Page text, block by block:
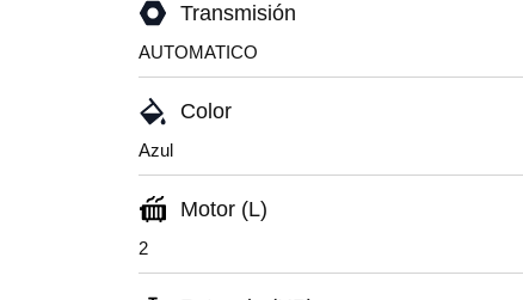
Transmisión
AUTOMATICO
Color
Azul
Motor (L)
2